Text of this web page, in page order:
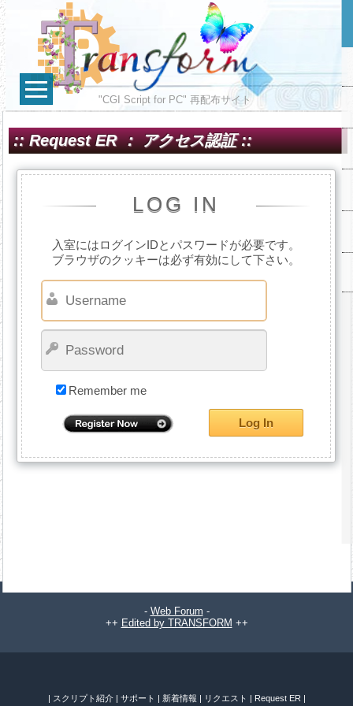
"CGI Script for PC" 再配布サイト
:: Request ER ： アクセス認証 ::
LOG IN
入室にはログインIDとパスワードが必要です。
ブラウザのクッキーは必ず有効にして下さい。
Remember me
- Web Forum -
++ Edited by TRANSFORM ++
| スクリプト紹介| サポート | 新着情報 | リクエスト | Request ER |